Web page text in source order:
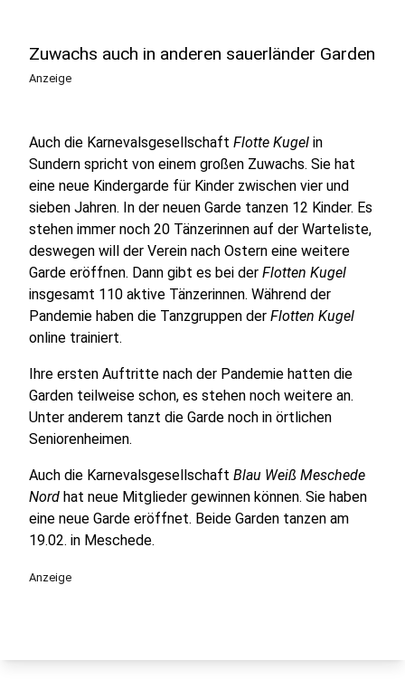
Zuwachs auch in anderen sauerländer Garden
Anzeige
Auch die Karnevalsgesellschaft Flotte Kugel in
Sundern spricht von einem großen Zuwachs. Sie hat
eine neue Kindergarde für Kinder zwischen vier und
sieben Jahren. In der neuen Garde tanzen 12 Kinder. Es
stehen immer noch 20 Tänzerinnen auf der Warteliste,
deswegen will der Verein nach Ostern eine weitere
Garde eröffnen. Dann gibt es bei der Flotten Kugel
insgesamt 110 aktive Tänzerinnen. Während der
Pandemie haben die Tanzgruppen der Flotten Kugel
online trainiert.
Ihre ersten Auftritte nach der Pandemie hatten die
Garden teilweise schon, es stehen noch weitere an.
Unter anderem tanzt die Garde noch in örtlichen
Seniorenheimen.
Auch die Karnevalsgesellschaft Blau Weiß Meschede
Nord hat neue Mitglieder gewinnen können. Sie haben
eine neue Garde eröffnet. Beide Garden tanzen am
19.02. in Meschede.
Anzeige